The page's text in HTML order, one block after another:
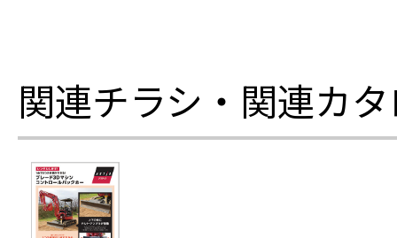
関連チラシ・関連カ